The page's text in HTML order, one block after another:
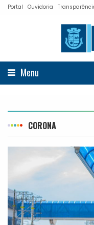
Portal Ouvidoria
Menu
CORONA